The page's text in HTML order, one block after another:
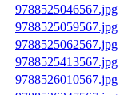
9788525046567.jpg
9788525059567.jpg
9788525062567.jpg
9788525413567.jpg
9788526010567.jpg